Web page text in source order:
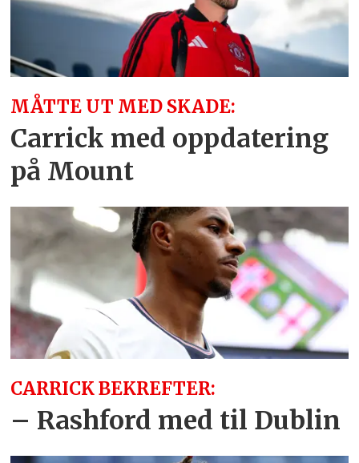
MÅTTE UT MED SKADE:
Carrick med oppdatering
på Mount
CARRICK BEKREFTER:
– Rashford med til Dublin